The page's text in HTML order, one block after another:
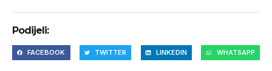
Podijeli:
FACEBOOK TWITTER LINKEDIN WHATSAPP